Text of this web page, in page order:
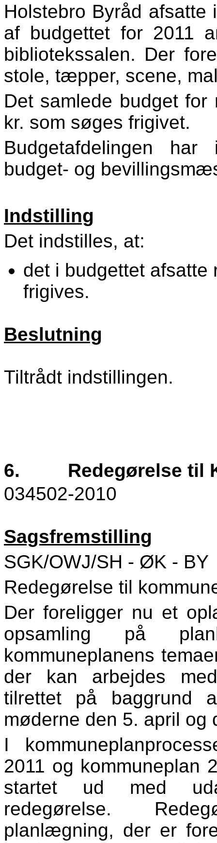
Holstebro Byråd afsatte
af budgettet for 2011
bibliotekssalen. Der
stole, tæpper, scene,
Det samlede budget
kr. som søges frigivet.
Budgetafdelingen
budget- og
Indstilling
Det indstilles, at:
det i budgettet afsatte
frigives.
Beslutning
Tiltrådt indstillingen.
6.
Redegørelse til
034502-2010
Sagsfremstilling
SGK/OWJ/SH - ØK - BY
Redegørelse til
Der foreligger nu et
opsamling på
kommuneplanens
der kan arbejdes
tilrettet på baggrund
møderne den 5. april og
I
2011 og kommuneplan
startet ud med
redegørelse.
planlægning, der er